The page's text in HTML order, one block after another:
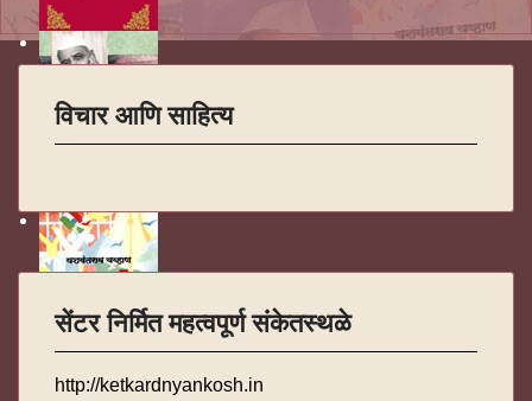
विचार आणि साहित्य
सेंटर निर्मित महत्वपूर्ण संकेतस्थळे
http://ketkardnyankosh.in